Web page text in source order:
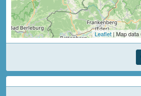
Leaflet | Map